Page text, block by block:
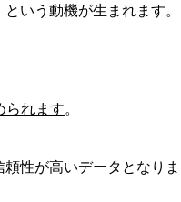
いう動機が生まれます。
られます。
性が高いデータとなりま